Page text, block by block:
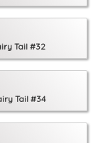
Tail #32
Tail #34